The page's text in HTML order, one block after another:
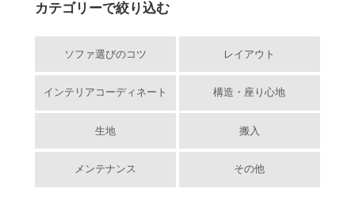
カテゴリーで絞り込む
ソファ選びのコツ レイアウト
インテリアコーディネート 構造・座り心地
生地 搬入
メンテナンス その他